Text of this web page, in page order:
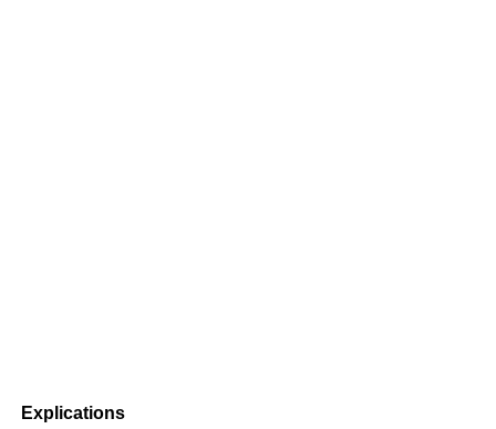
Explications